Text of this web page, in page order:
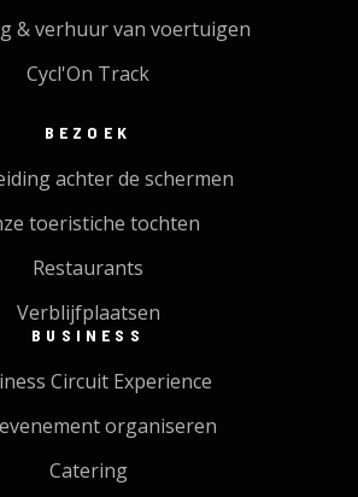
& verhuur van voertuigen
Cycl'On Track
BEZOEK
achter de schermen
toeristiche tochten
Restaurants
Verblijfplaatsen
BUSINESS
Circuit Experience
organiseren
Catering